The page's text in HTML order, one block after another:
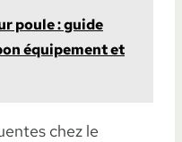
poule : guide
équipement et
chez le